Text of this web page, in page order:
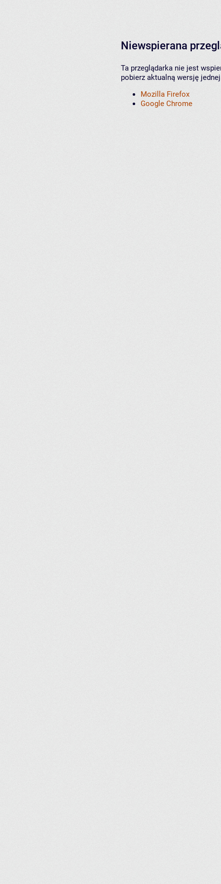
Niewspierana
Ta przeglądarka nie jest
pobierz aktualną wersję
Mozilla Firefox
Google Chrome